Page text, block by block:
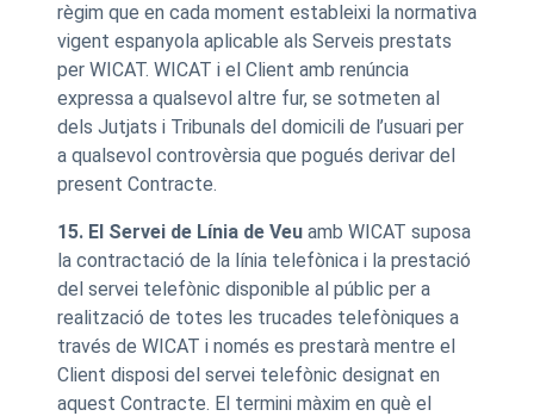
règim que en cada moment estableixi la normativa
vigent espanyola aplicable als Serveis prestats
per WICAT. WICAT i el Client amb renúncia
expressa a qualsevol altre fur, se sotmeten al
dels Jutjats i Tribunals del domicili de l’usuari per
a qualsevol controvèrsia que pogués derivar del
present Contracte.
15. El Servei de Línia de Veu amb WICAT suposa
la contractació de la línia telefònica i la prestació
del servei telefònic disponible al públic per a
realització de totes les trucades telefòniques a
través de WICAT i només es prestarà mentre el
Client disposi del servei telefònic designat en
aquest Contracte. El termini màxim en què el